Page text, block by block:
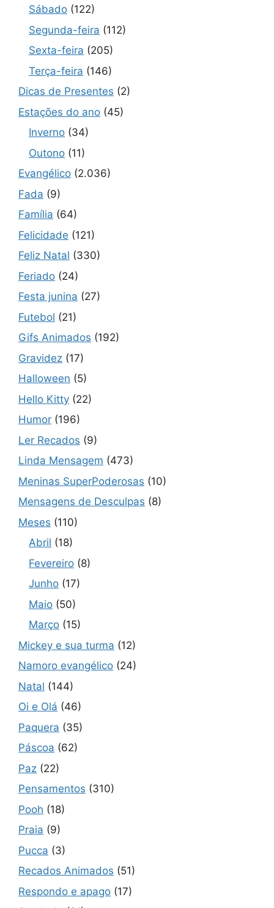
Sábado (122)
Segunda-feira (112)
Sexta-feira (205)
Terça-feira (146)
Dicas de Presentes (2)
Estações do ano (45)
Inverno (34)
Outono (11)
Evangélico (2.036)
Fada (9)
Família (64)
Felicidade (121)
Feliz Natal (330)
Feriado (24)
Festa junina (27)
Futebol (21)
Gifs Animados (192)
Gravidez (17)
Halloween (5)
Hello Kitty (22)
Humor (196)
Ler Recados (9)
Linda Mensagem (473)
Meninas SuperPoderosas (10)
Mensagens de Desculpas (8)
Meses (110)
Abril (18)
Fevereiro (8)
Junho (17)
Maio (50)
Março (15)
Mickey e sua turma (12)
Namoro evangélico (24)
Natal (144)
Oi e Olá (46)
Paquera (35)
Páscoa (62)
Paz (22)
Pensamentos (310)
Pooh (18)
Praia (9)
Pucca (3)
Recados Animados (51)
Respondo e apago (17)